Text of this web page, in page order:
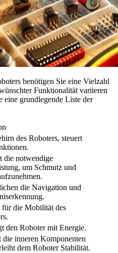
benötigen Sie eine Vielzahl
Funktionalität variieren
eine grundlegende Liste der
des Roboters, steuert
die notwendige
um Schmutz und
die Navigation und
für die Mobilität des
den Roboter mit Energie.
die inneren Komponenten
dem Roboter Stabilität.